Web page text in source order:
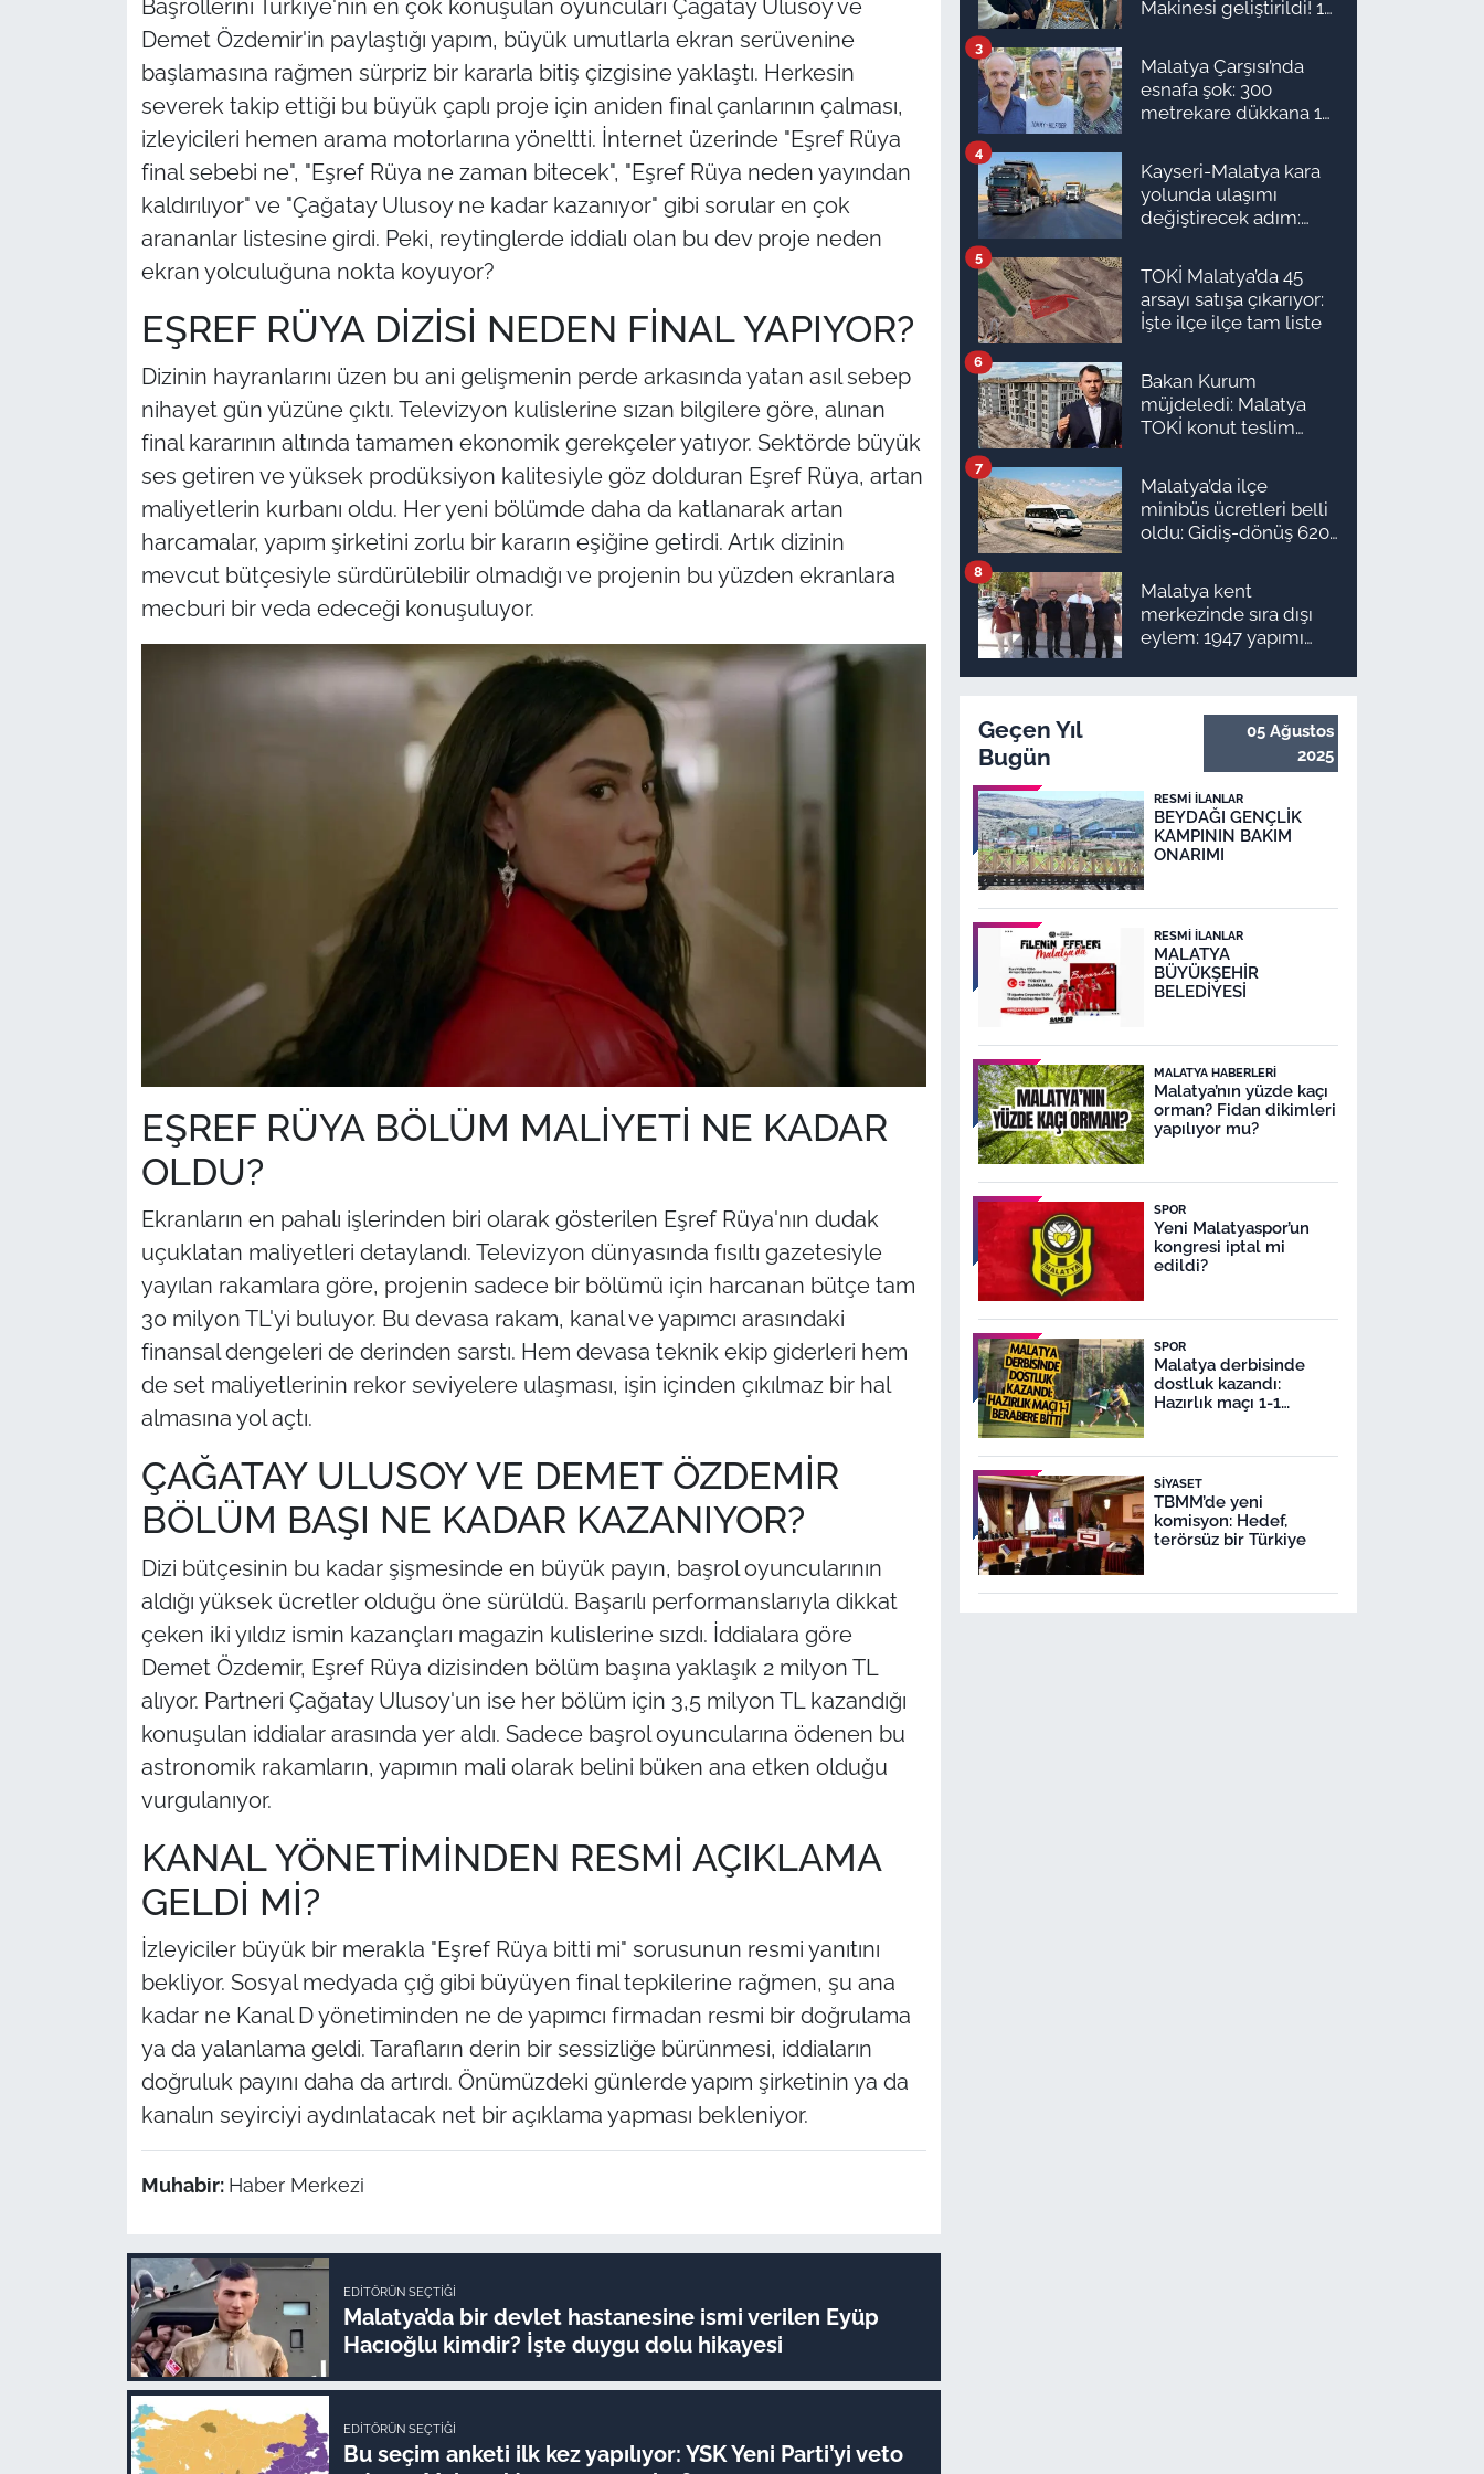
Başrollerini Türkiye'nin en çok konuşulan oyuncuları Çağatay Ulusoy ve
Demet Özdemir'in paylaştığı yapım, büyük umutlarla ekran serüvenine
başlamasına rağmen sürpriz bir kararla bitiş çizgisine yaklaştı. Herkesin
severek takip ettiği bu büyük çaplı proje için aniden final çanlarının çalması,
izleyicileri hemen arama motorlarına yöneltti. İnternet üzerinde "Eşref Rüya
final sebebi ne", "Eşref Rüya ne zaman bitecek", "Eşref Rüya neden yayından
kaldırılıyor" ve "Çağatay Ulusoy ne kadar kazanıyor" gibi sorular en çok
arananlar listesine girdi. Peki, reytinglerde iddialı olan bu dev proje neden
ekran yolculuğuna nokta koyuyor?
EŞREF RÜYA DİZİSİ NEDEN FİNAL YAPIYOR?
Dizinin hayranlarını üzen bu ani gelişmenin perde arkasında yatan asıl sebep
nihayet gün yüzüne çıktı. Televizyon kulislerine sızan bilgilere göre, alınan
final kararının altında tamamen ekonomik gerekçeler yatıyor. Sektörde büyük
ses getiren ve yüksek prodüksiyon kalitesiyle göz dolduran Eşref Rüya, artan
maliyetlerin kurbanı oldu. Her yeni bölümde daha da katlanarak artan
harcamalar, yapım şirketini zorlu bir kararın eşiğine getirdi. Artık dizinin
mevcut bütçesiyle sürdürülebilir olmadığı ve projenin bu yüzden ekranlara
mecburi bir veda edeceği konuşuluyor.
EŞREF RÜYA BÖLÜM MALİYETİ NE KADAR
OLDU?
Ekranların en pahalı işlerinden biri olarak gösterilen Eşref Rüya'nın dudak
uçuklatan maliyetleri detaylandı. Televizyon dünyasında fısıltı gazetesiyle
yayılan rakamlara göre, projenin sadece bir bölümü için harcanan bütçe tam
30 milyon TL'yi buluyor. Bu devasa rakam, kanal ve yapımcı arasındaki
finansal dengeleri de derinden sarstı. Hem devasa teknik ekip giderleri hem
de set maliyetlerinin rekor seviyelere ulaşması, işin içinden çıkılmaz bir hal
almasına yol açtı.
ÇAĞATAY ULUSOY VE DEMET ÖZDEMİR
BÖLÜM BAŞI NE KADAR KAZANIYOR?
Dizi bütçesinin bu kadar şişmesinde en büyük payın, başrol oyuncularının
aldığı yüksek ücretler olduğu öne sürüldü. Başarılı performanslarıyla dikkat
çeken iki yıldız ismin kazançları magazin kulislerine sızdı. İddialara göre
Demet Özdemir, Eşref Rüya dizisinden bölüm başına yaklaşık 2 milyon TL
alıyor. Partneri Çağatay Ulusoy'un ise her bölüm için 3,5 milyon TL kazandığı
konuşulan iddialar arasında yer aldı. Sadece başrol oyuncularına ödenen bu
astronomik rakamların, yapımın mali olarak belini büken ana etken olduğu
vurgulanıyor.
KANAL YÖNETİMİNDEN RESMİ AÇIKLAMA
GELDİ Mİ?
İzleyiciler büyük bir merakla "Eşref Rüya bitti mi" sorusunun resmi yanıtını
bekliyor. Sosyal medyada çığ gibi büyüyen final tepkilerine rağmen, şu ana
kadar ne Kanal D yönetiminden ne de yapımcı firmadan resmi bir doğrulama
ya da yalanlama geldi. Tarafların derin bir sessizliğe bürünmesi, iddiaların
doğruluk payını daha da artırdı. Önümüzdeki günlerde yapım şirketinin ya da
kanalın seyirciyi aydınlatacak net bir açıklama yapması bekleniyor.
Muhabir: Haber Merkezi
EDITÖRÜN SEÇTIĞI
Malatya’da bir devlet hastanesine ismi verilen Eyüp
Hacıoğlu kimdir? İşte duygu dolu hikayesi
EDITÖRÜN SEÇTIĞI
Bu seçim anketi ilk kez yapılıyor: YSK Yeni Parti’yi veto
Makinesi geliştirildi! 16
Malatya Çarşısı’nda
esnafa şok: 300
metrekare dükkana 1
3
Kayseri-Malatya kara
yolunda ulaşımı
değiştirecek adım:
4
TOKİ Malatya’da 45
arsayı satışa çıkarıyor:
İşte ilçe ilçe tam liste
5
Bakan Kurum
müjdeledi: Malatya
TOKİ konut teslim
ilçe ilçe teslimat
takvimi ve ödeme
planı
6
Malatya’da ilçe
minibüs ücretleri belli
oldu: Gidiş-dönüş 620
7
Malatya kent
merkezinde sıra dışı
eylem: 1947 yapımı
giydirmek istediler
8
Geçen Yıl
Bugün
05 Ağustos
2025
RESMI İLANLAR
BEYDAĞI GENÇLİK
KAMPININ BAKIM
ONARIMI
RESMI İLANLAR
MALATYA
BÜYÜKŞEHİR
BELEDİYESİ
MALATYA HABERLERI
Malatya’nın yüzde kaçı
orman? Fidan dikimleri
yapılıyor mu?
SPOR
Yeni Malatyaspor’un
kongresi iptal mi
edildi?
SPOR
Malatya derbisinde
dostluk kazandı:
Hazırlık maçı 1-1
SIYASET
TBMM’de yeni
komisyon: Hedef,
terörsüz bir Türkiye